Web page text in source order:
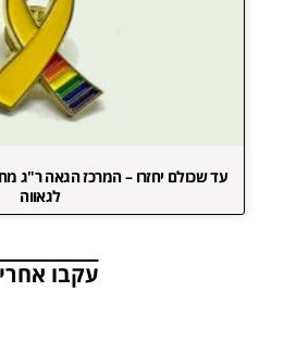
עד שכולם יחזרו – המרכז הגאה ר"ג
לגאווה
עקבו